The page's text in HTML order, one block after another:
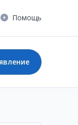
Помощь